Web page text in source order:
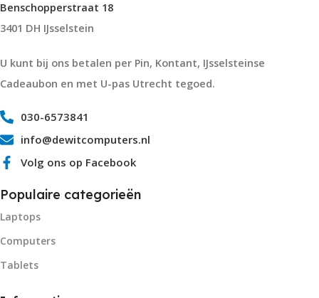
Benschopperstraat 18
3401 DH IJsselstein
U kunt bij ons betalen per Pin, Kontant, IJsselsteinse
Cadeaubon en met U-pas Utrecht tegoed.
030-6573841
info@dewitcomputers.nl
Volg ons op Facebook
Populaire categorieën
Laptops
Computers
Tablets